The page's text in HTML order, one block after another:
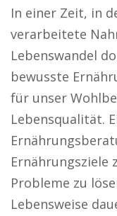
In einer Zeit, in
verarbeitete
Lebenswandel
bewusste
für unser
Lebensqualität.
Ernährungsziele
Probleme zu
Lebensweise